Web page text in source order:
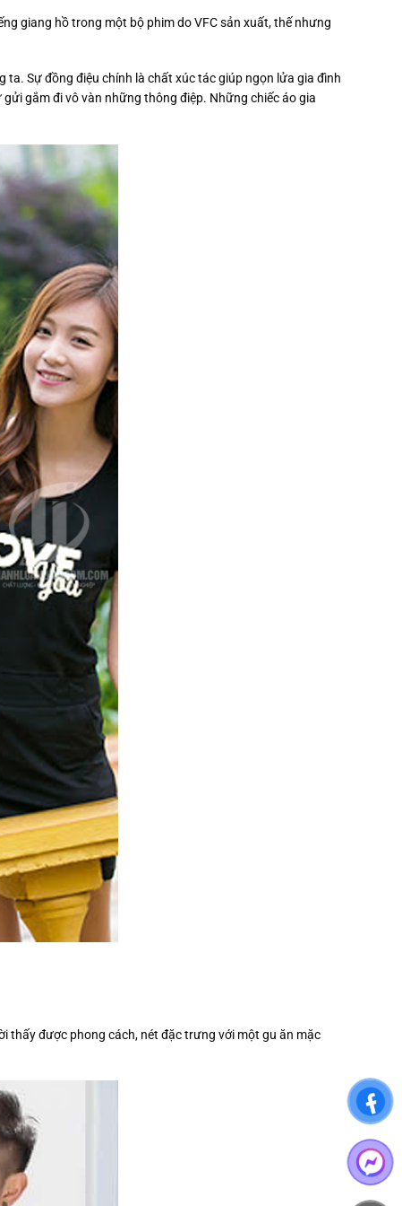
giang hồ trong một bộ phim do VFC sản xuất, thế nhưng
Sự đồng điệu chính là chất xúc tác giúp ngọn lửa gia đình
gắm đi vô vàn những thông điệp. Những chiếc áo gia
thấy được phong cách, nét đặc trưng với một gu ăn mặc